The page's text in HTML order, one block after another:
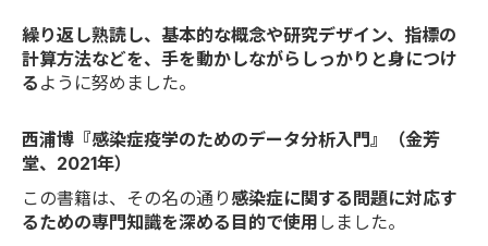
繰り返し熟読し、基本的な概念や研究デザイン、指標の
計算方法などを、手を動かしながらしっかりと身につけ
る ように努めました。
西浦博『感染症疫学のためのデータ分析入門』（金芳
堂、2021年）
この書籍は、その名の通り感染症に関する問題に対応す
るための専門知識を深める目的で使用 しました。